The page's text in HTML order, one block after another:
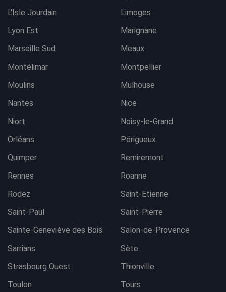
L'Isle Jourdain
Limoges
Lyon Est
Marignane
Marseille Sud
Meaux
Montélimar
Montpellier
Moulins
Mulhouse
Nantes
Nice
Niort
Noisy-le-Grand
Orléans
Périgueux
Quimper
Remiremont
Rennes
Roanne
Rodez
Saint-Etienne
Saint-Paul
Saint-Pierre
Sainte-Geneviève des Bois
Salon-de-Provence
Sarrians
Sète
Strasbourg Ouest
Thionville
Toulon
Tours